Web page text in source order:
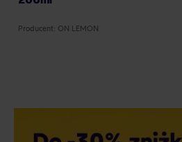
Producent: ON LEMON